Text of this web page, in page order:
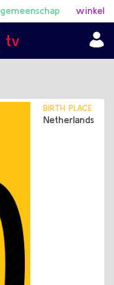
gemeenschap winkel
BIRTH PLACE
Netherlands